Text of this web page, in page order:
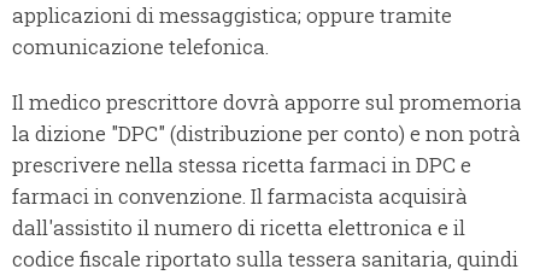
applicazioni di messaggistica; oppure tramite
comunicazione telefonica.
Il medico prescrittore dovrà apporre sul promemoria
la dizione "DPC" (distribuzione per conto) e non potrà
prescrivere nella stessa ricetta farmaci in DPC e
farmaci in convenzione. Il farmacista acquisirà
dall'assistito il numero di ricetta elettronica e il
codice fiscale riportato sulla tessera sanitaria, quindi